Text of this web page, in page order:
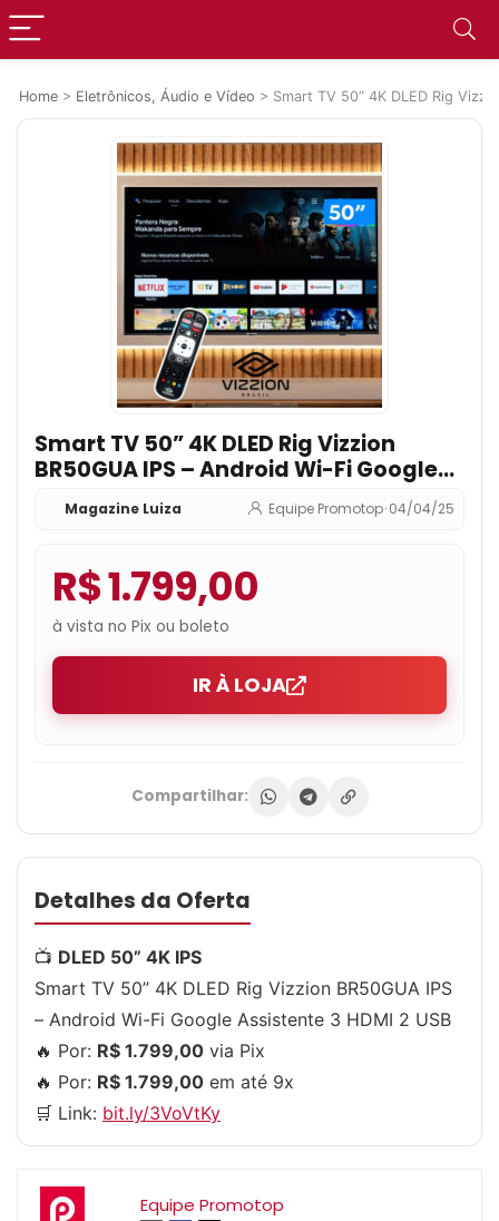
Home > Eletrônicos, Áudio e Vídeo > Smart TV 50” 4K DLED Rig
Smart TV 50” 4K DLED Rig Vizzion
BR50GUA IPS – Android Wi-Fi Google
Assistente 3 HDMI 2 USB
Magazine Luiza Equipe Promotop•04/04/25
R$ 1.799,00
à vista no Pix ou boleto
IR À LOJA
Compartilhar:
Detalhes da Oferta
📺 DLED 50” 4K IPS
Smart TV 50” 4K DLED Rig Vizzion BR50GUA IPS
– Android Wi-Fi Google Assistente 3 HDMI 2 USB
🔥 Por: R$ 1.799,00 via Pix
🔥 Por: R$ 1.799,00 em até 9x
🛒 Link: bit.ly/3VoVtKy
Equipe Promotop